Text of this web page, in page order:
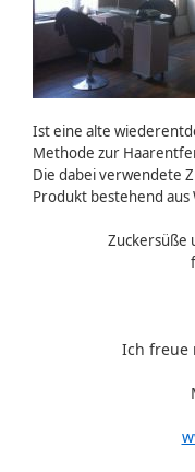
Ist eine alte
Methode zur
Die dabei verwendete
Produkt bestehend aus
Zuckersüße
Ich freue